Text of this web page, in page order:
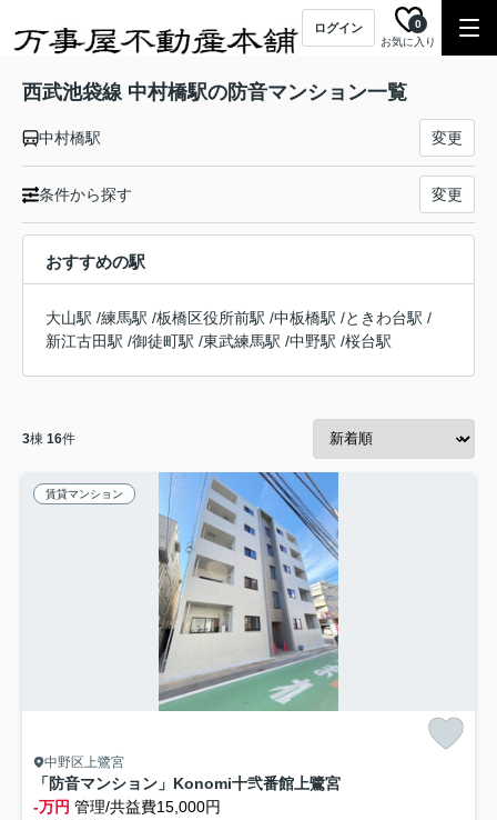
ログイン
お気に入り
0
西武池袋線 中村橋駅の防音マンション一覧
中村橋駅 変更
条件から探す 変更
おすすめの駅
大山駅 /練馬駅 /板橋区役所前駅 /中板橋駅 /ときわ台駅 /
新江古田駅 /御徒町駅 /東武練馬駅 /中野駅 /桜台駅
3棟 16件
賃貸マンション
中野区上鷺宮
「防音マンション」Konomi十弐番館上鷺宮
-万円 管理/共益費15,000円